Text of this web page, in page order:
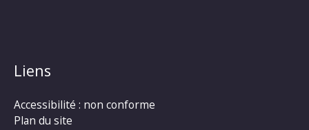
Liens
Accessibilité : non conforme
Plan du site